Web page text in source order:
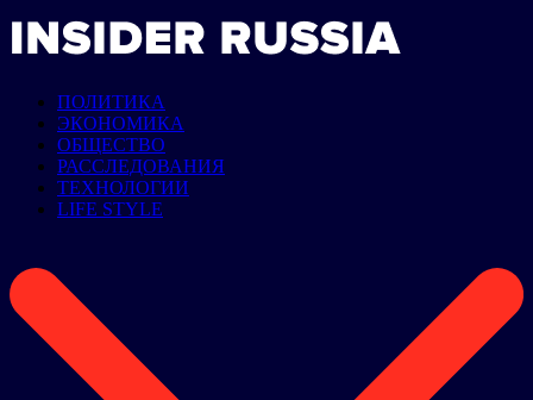
ПОЛИТИКА
ЭКОНОМИКА
ОБЩЕСТВО
РАССЛЕДОВАНИЯ
ТЕХНОЛОГИИ
LIFE STYLE